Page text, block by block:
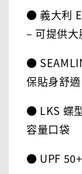
● 義大利
– 可提供
●
保貼身舒
● LKS 蝶
容量口袋
● UPF